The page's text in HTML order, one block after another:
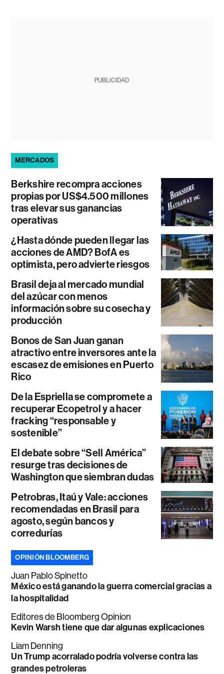
PUBLICIDAD
MERCADOS
Berkshire recompra acciones
propias por US$4.500 millones
tras elevar sus ganancias
operativas
¿Hasta dónde pueden llegar las
acciones de AMD? BofA es
optimista, pero advierte riesgos
Brasil deja al mercado mundial
del azúcar con menos
información sobre su cosecha y
producción
Bonos de San Juan ganan
atractivo entre inversores ante la
escasez de emisiones en Puerto
Rico
De la Espriella se compromete a
recuperar Ecopetrol y a hacer
fracking “responsable y
sostenible”
El debate sobre “Sell América”
resurge tras decisiones de
Washington que siembran dudas
Petrobras, Itaú y Vale: acciones
recomendadas en Brasil para
agosto, según bancos y
corredurías
OPINIÓN BLOOMBERG
Juan Pablo Spinetto
México está ganando la guerra comercial gracias a
la hospitalidad
Editores de Bloomberg Opinion
Kevin Warsh tiene que dar algunas explicaciones
Liam Denning
Un Trump acorralado podría volverse contra las
grandes petroleras